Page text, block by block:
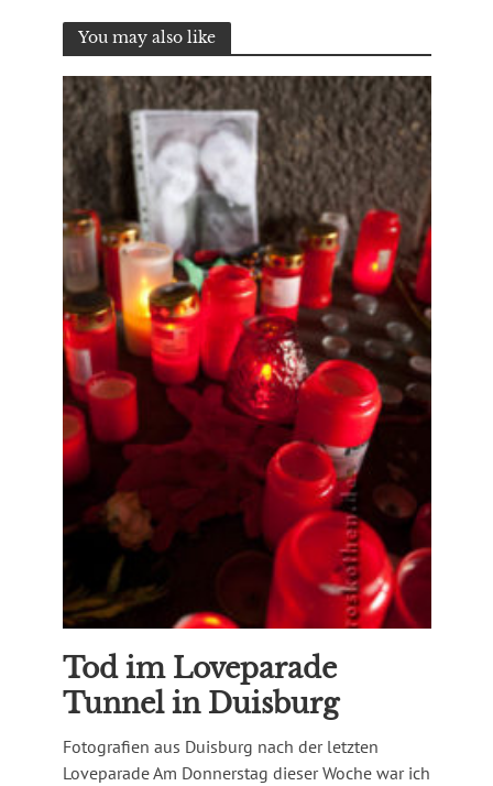
You may also like
Tod im Loveparade
Tunnel in Duisburg
Fotografien aus Duisburg nach der letzten
Loveparade Am Donnerstag dieser Woche war ich